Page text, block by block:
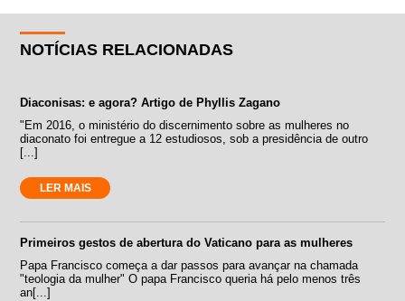
NOTÍCIAS RELACIONADAS
Diaconisas: e agora? Artigo de Phyllis Zagano
"Em 2016, o ministério do discernimento sobre as mulheres no
diaconato foi entregue a 12 estudiosos, sob a presidência de outro
[...]
LER MAIS
Primeiros gestos de abertura do Vaticano para as mulheres
Papa Francisco começa a dar passos para avançar na chamada
"teologia da mulher" O papa Francisco queria há pelo menos três
an[...]